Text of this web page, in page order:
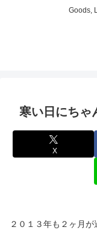
Goods,
寒い日にちゃ
X
２０１３年も２ヶ月